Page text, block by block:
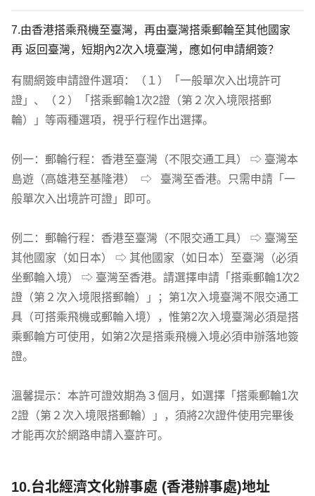
7.由香港搭乘飛機至臺灣，再由臺灣搭乘郵輪至其他國家
再 返回臺灣，短期內2次入境臺灣，應如何申請網簽？
有關網簽申請證件選項：（１）「一般單次入出境許可
證」、（２）「搭乘郵輪1次2證（第２次入境限搭郵
輪）」等兩種選項，視乎行程作出選擇。
例一：郵輪行程：香港至臺灣（不限交通工具） ⇨ 臺灣本
島遊（高雄港至基隆港）  ⇨   臺灣至香港。只需申請「一
般單次入出境許可證」即可。
例二：郵輪行程：香港至臺灣（不限交通工具） ⇨ 臺灣至
其他國家（如日本） ⇨ 其他國家（如日本）至臺灣（必須
坐郵輪入境） ⇨ 臺灣至香港。請選擇申請「搭乘郵輪1次2
證（第２次入境限搭郵輪）」；第1次入境臺灣不限交通工
具（可搭乘飛機或郵輪入境），惟第2次入境臺灣必須是搭
乘郵輪方可使用，如第2次是搭乘飛機入境必須申辦落地簽
證。
溫馨提示：本許可證效期為３個月，如選擇「搭乘郵輪1次
2證（第２次入境限搭郵輪）」，須將2次證件使用完畢後
才能再次於網路申請入臺許可。
10.台北經濟文化辦事處 (香港辦事處)地址